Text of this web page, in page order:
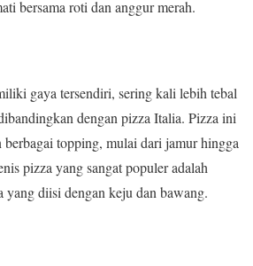
bersama roti dan anggur merah.
gaya tersendiri, sering kali lebih tebal
dengan pizza Italia. Pizza ini
berbagai topping, mulai dari jamur hingga
pizza yang sangat populer adalah
yang diisi dengan keju dan bawang.